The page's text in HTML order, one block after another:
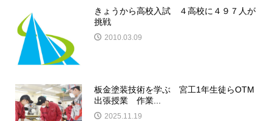
きょうから高校入試 ４高校に４９７人が
挑戦
2010.03.09
板金塗装技術を学ぶ 宮工1年生徒らOTM
出張授業 作業...
2025.11.19